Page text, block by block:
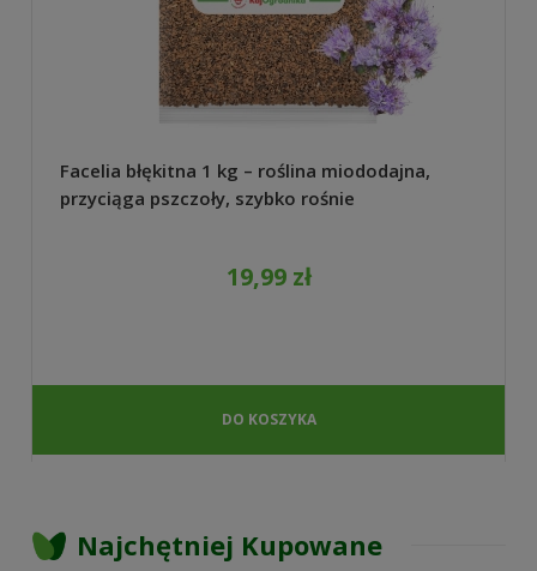
Facelia błękitna 1 kg – roślina miododajna,
przyciąga pszczoły, szybko rośnie
19,99 zł
DO KOSZYKA
Najchętniej Kupowane